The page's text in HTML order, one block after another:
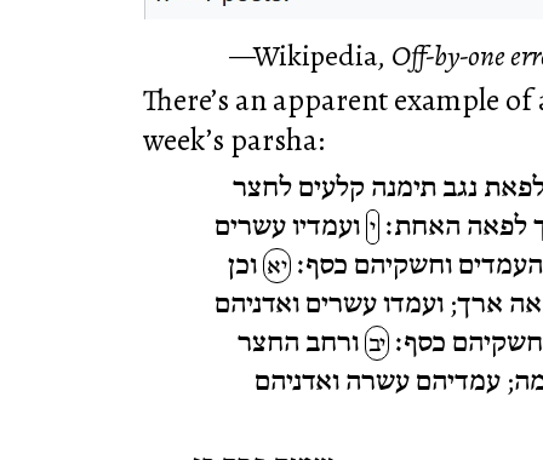
Wikipedia, Off-by-one
There’s an apparent example
week’s parsha:
נגב תימנה קלעים לחצר
לפאה האחת׃ י ועמדיו עשרים
וחשקיהם כסף׃ יא וכן
ארך; ועמדו עשרים ואדניהם
כסף׃ יב ורחב החצר
עמדיהם עשרה ואדניהם